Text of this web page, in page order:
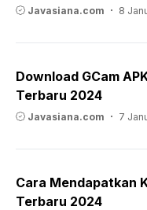
Javasiana.com 8
Download GCam
Terbaru 2024
Javasiana.com 7
Cara Mendapatkan
Terbaru 2024